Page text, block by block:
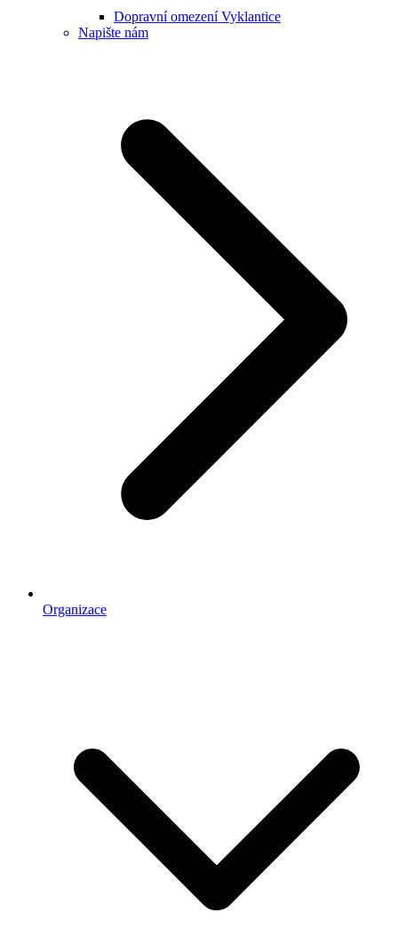
Dopravní omezení Vyklantice
Napište nám
Organizace